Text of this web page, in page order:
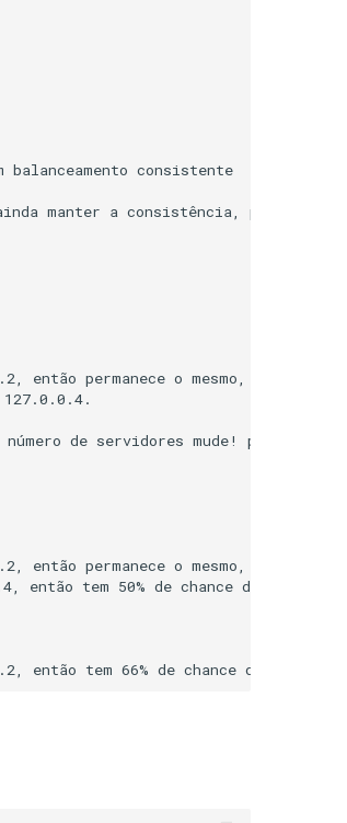
consistente
manter a consistência, por exemplo.
permanece o mesmo,
de servidores mude! por exemplo.
permanece o mesmo,
então tem 50% de chance de ser